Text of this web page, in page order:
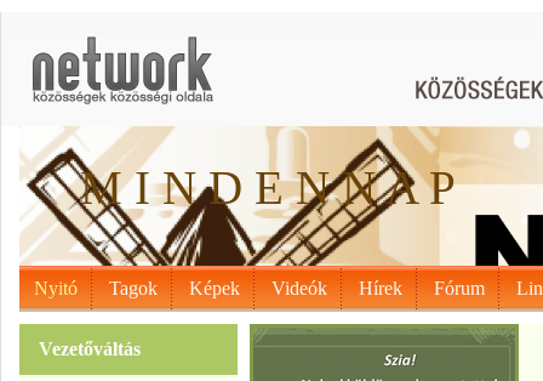
M I N D E N N A P
Nyitó Tagok Képek Videók Hírek Fórum
Vezetőváltás